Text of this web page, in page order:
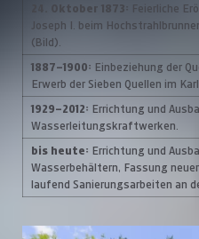
24. Oktober 1873:
Feierliche
Joseph I. beim
(Bild).
1887–1900: Einbeziehung der
Erwerb der Sieben Quellen im
1929–2012: Errichtung und
Wasserleitungskraftwerken.
bis heute: Errichtung und
Wasserbehältern, Fassung
laufend Sanierungsarbeiten an